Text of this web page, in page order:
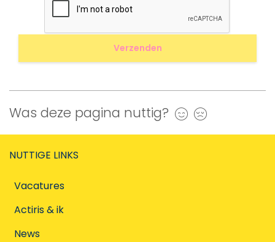
Was deze pagina nuttig? Ja
NUTTIGE LINKS
Vacatures
Actiris & ik
News